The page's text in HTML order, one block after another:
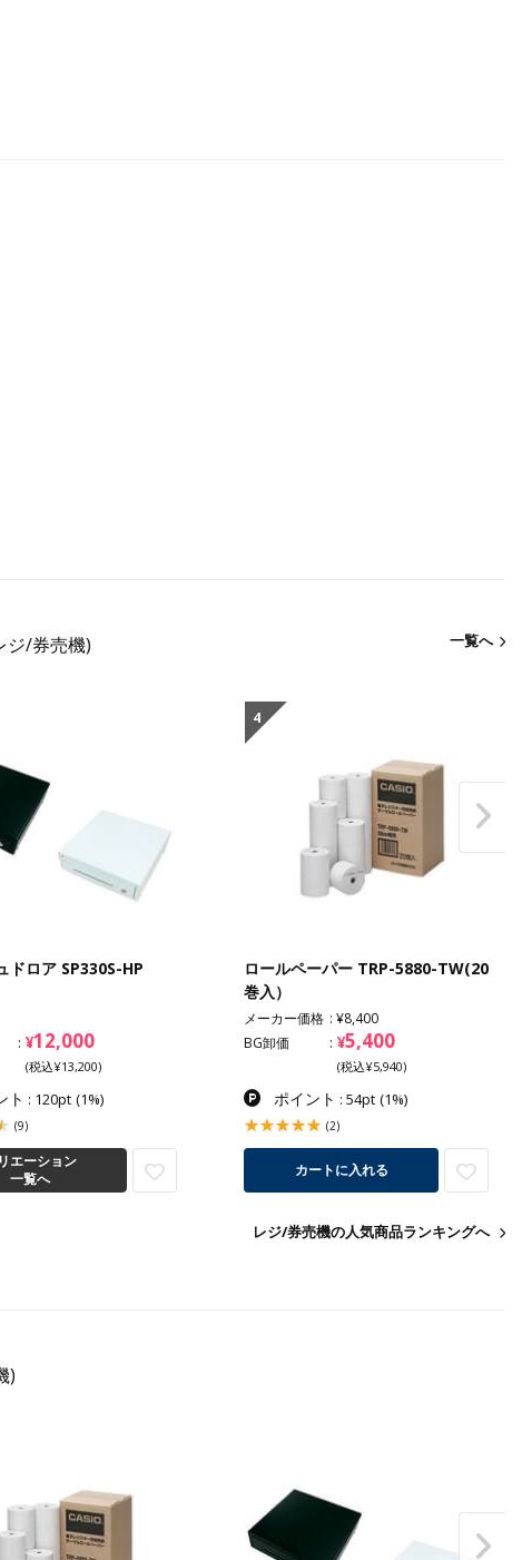
ジ/券売機) 一覧へ
ドロア SP330S-HP
¥12,000
(税込¥13,200)
ト : 120pt (1%)
(9)
エーション
一覧へ
4
ロールペーパー TRP-5880-TW(20
巻入）
メーカー価格
¥8,400
BG卸価
¥5,400
(税込¥5,940)
ポイント : 54pt (1%)
(2)
カートに入れる
レジ/券売機の人気商品ランキングへ
)